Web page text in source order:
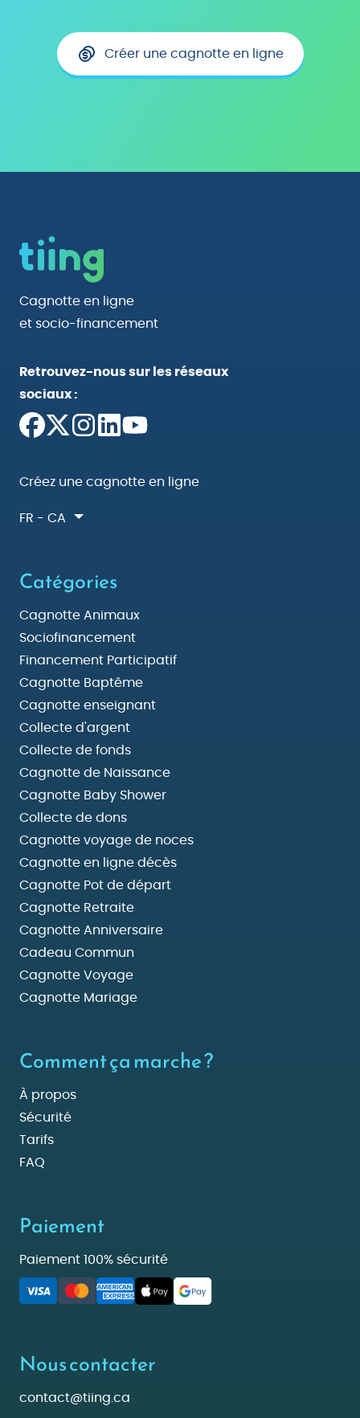
Créer une cagnotte en ligne
Cagnotte en ligne
et socio-financement
Retrouvez-nous sur les réseaux
sociaux :
Créez une cagnotte en ligne
FR - CA
Catégories
Cagnotte Animaux
Sociofinancement
Financement Participatif
Cagnotte Baptême
Cagnotte enseignant
Collecte d'argent
Collecte de fonds
Cagnotte de Naissance
Cagnotte Baby Shower
Collecte de dons
Cagnotte voyage de noces
Cagnotte en ligne décès
Cagnotte Pot de départ
Cagnotte Retraite
Cagnotte Anniversaire
Cadeau Commun
Cagnotte Voyage
Cagnotte Mariage
Comment ça marche ?
À propos
Sécurité
Tarifs
FAQ
Paiement
Paiement 100% sécurité
Nous contacter
contact@tiing.ca